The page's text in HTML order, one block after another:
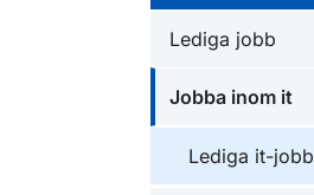
Lediga jobb
Jobba inom it
Lediga it-jobb